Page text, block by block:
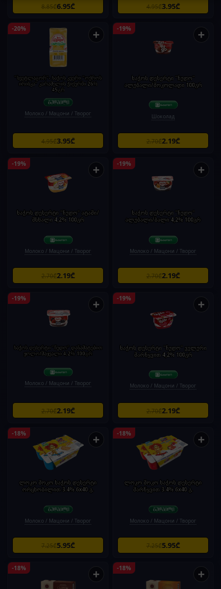
8.85₾6.95₾ 4.95₾3.95₾
-20% +
"სვეტლაგორ"- ხაჭოს კვერი "ოქროს
ირისკა" კარამელის ჭიქურში 26%
45გრ
Молоко / Мацони / Творог
4.95₾3.95₾
-19% +
ხაჭოს დესერტი "ჩუდო"
ალუბალი/შოკოლადი 100გრ
Шоколад
2.70₾2.19₾
-19% +
ხაჭოს დესერტი "ჩუდო" ატამი/
მსხალი 4,2% 100გრ
Молоко / Мацони / Творог
2.70₾2.19₾
-19% +
ხაჭოს დესერტი "ჩუდო"
ალუბალი/ბალი 4,2% 100გრ
Молоко / Мацони / Творог
2.70₾2.19₾
-19% +
ხაჭოს დესერტი "ჩუდო" დანამატებით
ჟოლო/მაყვალი 4,2% 100გრ
Молоко / Мацони / Творог
2.70₾2.19₾
-19% +
ხაჭოს დესერტი "ჩუდო" ველური
მარწყვით 4,2% 100გრ
Молоко / Мацони / Творог
2.70₾2.19₾
-18% +
ლოკო მოკო ხაჭოს დესერტი
ორცხობილით 3.4% 6x40 გ.
Молоко / Мацони / Творог
7.25₾5.95₾
-18% +
ლოკო მოკო ხაჭოს დესერტი
მარწყვით 3.4% 6x40 გ.
Молоко / Мацони / Творог
7.25₾5.95₾
-18% + -18% +